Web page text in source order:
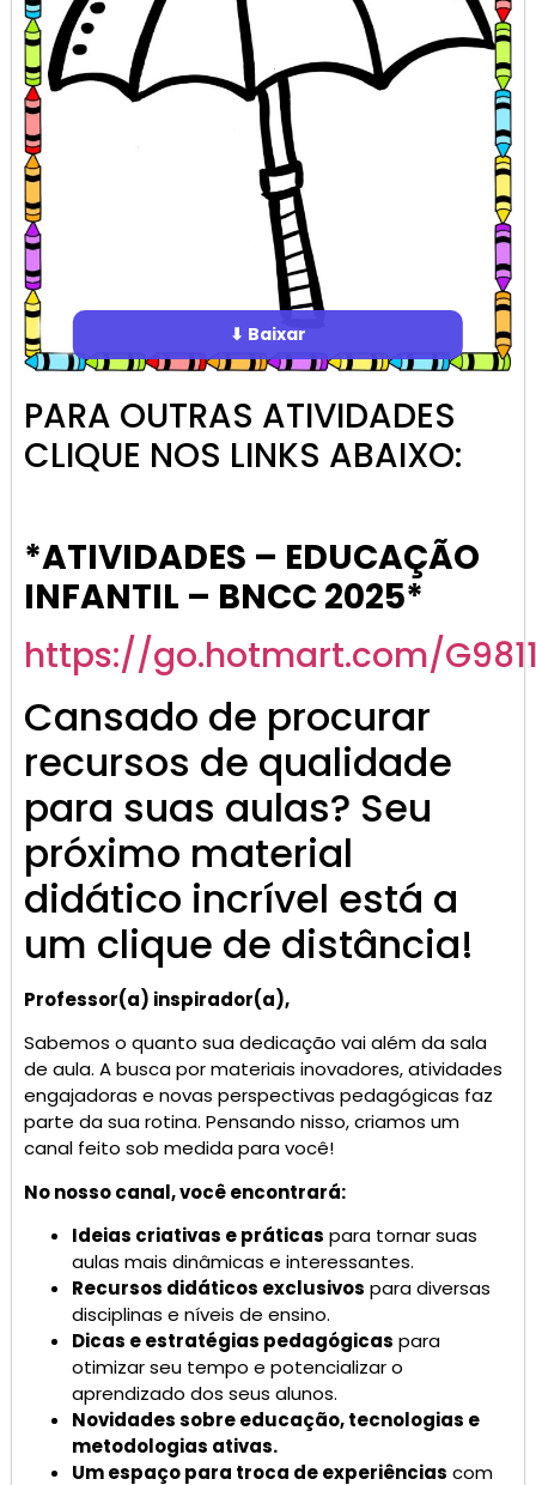
⬇ Baixar
PARA OUTRAS ATIVIDADES
CLIQUE NOS LINKS ABAIXO:
*ATIVIDADES – EDUCAÇÃO
INFANTIL – BNCC 2025*
https://go.hotmart.com/
Cansado de procurar
recursos de qualidade
para suas aulas? Seu
próximo material
didático incrível está a
um clique de distância!
Professor(a) inspirador(a),
Sabemos o quanto sua dedicação vai além da sala
de aula. A busca por materiais inovadores, atividades
engajadoras e novas perspectivas pedagógicas faz
parte da sua rotina. Pensando nisso, criamos um
canal feito sob medida para você!
No nosso canal, você encontrará:
Ideias criativas e práticas para tornar suas
aulas mais dinâmicas e interessantes.
Recursos didáticos exclusivos para diversas
disciplinas e níveis de ensino.
Dicas e estratégias pedagógicas para
otimizar seu tempo e potencializar o
aprendizado dos seus alunos.
Novidades sobre educação, tecnologias e
metodologias ativas.
Um espaço para troca de experiências com